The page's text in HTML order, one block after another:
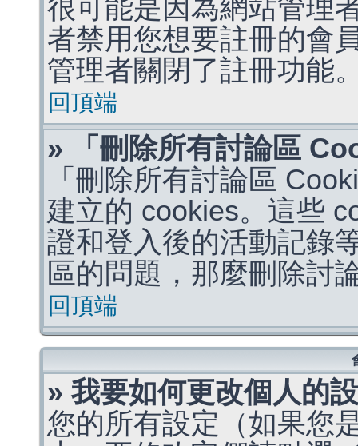
很可能是因為網站管理
者禁用您想要註冊的會
管理者關閉了註冊功能
回頂端
» 「刪除所有討論區
「刪除所有討論區
建立的 cookies。這些
證和登入後的活動記錄
區的問題，那麼刪除討
回頂端
» 我要如何更改個人的
您的所有設定（如果您